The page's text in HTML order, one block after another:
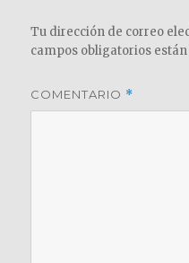
Tu dirección de correo
campos obligatorios
COMENTARIO *